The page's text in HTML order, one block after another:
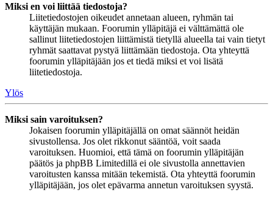
Miksi en voi liittää tiedostoja?
Liitetiedostojen oikeudet annetaan alueen, ryhmän tai
käyttäjän mukaan. Foorumin ylläpitäjä ei välttämättä ole
sallinut liitetiedostojen liittämistä tietyllä alueella tai vain tietyt
ryhmät saattavat pystyä liittämään tiedostoja. Ota yhteyttä
foorumin ylläpitäjään jos et tiedä miksi et voi lisätä
liitetiedostoja.
Ylös
Miksi sain varoituksen?
Jokaisen foorumin ylläpitäjällä on omat säännöt heidän
sivustollensa. Jos olet rikkonut sääntöä, voit saada
varoituksen. Huomioi, että tämä on foorumin ylläpitäjän
päätös ja phpBB Limitedillä ei ole sivustolla annettavien
varoitusten kanssa mitään tekemistä. Ota yhteyttä foorumin
ylläpitäjään, jos olet epävarma annetun varoituksen syystä.